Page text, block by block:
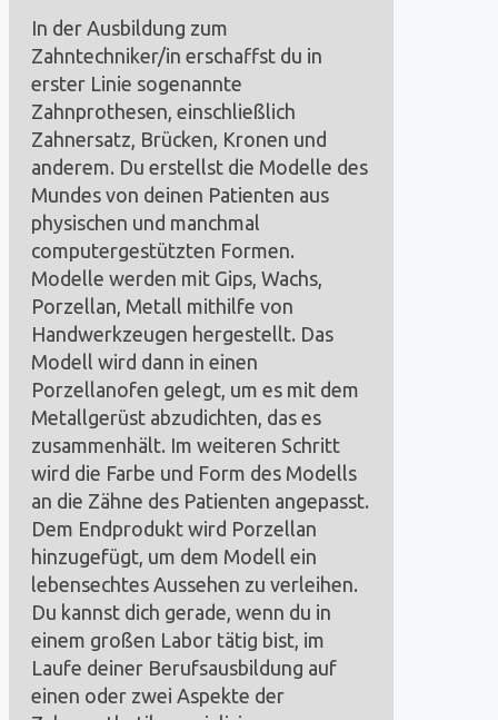
In der Ausbildung zum
Zahntechniker/in erschaffst du in
erster Linie sogenannte
Zahnprothesen, einschließlich
Zahnersatz, Brücken, Kronen und
anderem. Du erstellst die Modelle des
Mundes von deinen Patienten aus
physischen und manchmal
computergestützten Formen.
Modelle werden mit Gips, Wachs,
Porzellan, Metall mithilfe von
Handwerkzeugen hergestellt. Das
Modell wird dann in einen
Porzellanofen gelegt, um es mit dem
Metallgerüst abzudichten, das es
zusammenhält. Im weiteren Schritt
wird die Farbe und Form des Modells
an die Zähne des Patienten angepasst.
Dem Endprodukt wird Porzellan
hinzugefügt, um dem Modell ein
lebensechtes Aussehen zu verleihen.
Du kannst dich gerade, wenn du in
einem großen Labor tätig bist, im
Laufe deiner Berufsausbildung auf
einen oder zwei Aspekte der